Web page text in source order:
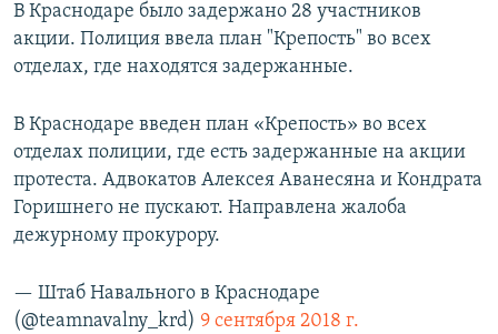
В Краснодаре было задержано 28 участников
акции. Полиция ввела план "Крепость" во всех
отделах, где находятся задержанные.
В Краснодаре введен план «Крепость» во всех
отделах полиции, где есть задержанные на акции
протеста. Адвокатов Алексея Аванесяна и Кондрата
Горишнего не пускают. Направлена жалоба
дежурному прокурору.
— Штаб Навального в Краснодаре
(@teamnavalny_krd) 9 сентября 2018 г.